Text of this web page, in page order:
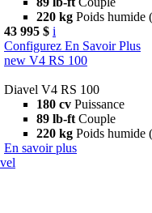
220 kg Poids humide
43 995 $ i
Configurez En Savoir Plus
new V4 RS 100
Diavel V4 RS 100
180 cv Puissance
89 lb-ft Couple
220 kg Poids humide
En savoir plus